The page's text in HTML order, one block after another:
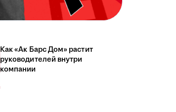
Как «Ак Барс Дом» растит
руководителей внутри
компании